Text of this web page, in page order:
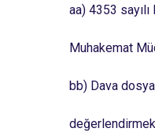
aa) 4353
Muhakemat
bb) Dava